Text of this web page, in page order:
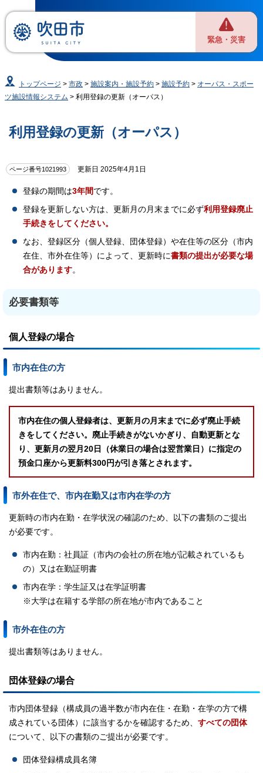
緊急・災害
トップページ >市政 >施設案内・施設予約 >施設予約 > オーパス・スポー
ツ施設情報システム > 利用登録の更新（オーパス）
利用登録の更新（オーパス）
ページ番号1021993 更新日 2025年4月1日
登録の期間は3年間 です。
登録を更新しない方は、更新月の月末までに必ず利用登録廃止
手続きをしてください。
なお、登録区分（個人登録、団体登録）や在住等の区分（市内
在住、市外在住等）によって、更新時に書類の提出が必要な場
合があります。
必要書類等
個人登録の場合
市内在住の方
提出書類等はありません。
市内在住の個人登録者は、更新月の月末までに必ず廃止手続
きをしてください。廃止手続きがないかぎり、自動更新とな
り、更新月の翌月20日（休業日の場合は翌営業日）に指定の
預金口座から更新料300円が引き落とされます。
市外在住で、市内在勤又は市内在学の方
更新時の市内在勤・在学状況の確認のため、以下の書類のご提出
が必要です。
市内在勤：社員証（市内の会社の所在地が記載されているも
の）又は在勤証明書
市内在学：学生証又は在学証明書
※大学は在籍する学部の所在地が市内であること
市外在住の方
提出書類等はありません。
団体登録の場合
市内団体登録（構成員の過半数が市内在住・在勤・在学の方で構
成されている団体）に該当するかを確認するため、 すべての団体
について、以下の書類のご提出が必要です。
団体登録構成員名簿